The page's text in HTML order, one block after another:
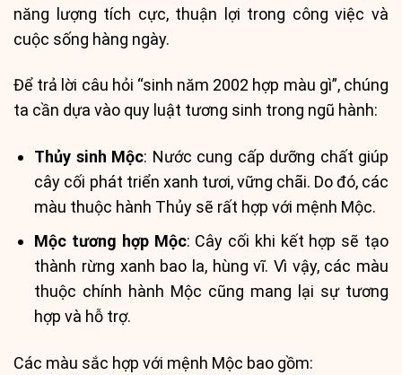
năng lượng tích cực, thuận lợi trong công việc và
cuộc sống hàng ngày.
Để trả lời câu hỏi “sinh năm 2002 hợp màu gì”, chúng
ta cần dựa vào quy luật tương sinh trong ngũ hành:
Thủy sinh Mộc: Nước cung cấp dưỡng chất giúp
cây cối phát triển xanh tươi, vững chãi. Do đó, các
màu thuộc hành Thủy sẽ rất hợp với mệnh Mộc.
Mộc tương hợp Mộc: Cây cối khi kết hợp sẽ tạo
thành rừng xanh bao la, hùng vĩ. Vì vậy, các màu
thuộc chính hành Mộc cũng mang lại sự tương
hợp và hỗ trợ.
Các màu sắc hợp với mệnh Mộc bao gồm: